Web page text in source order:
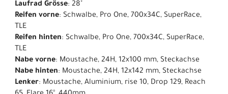
Laufrad Grösse: 28"
Reifen vorne: Schwalbe, Pro One, 700x34C, SuperRace,
TLE
Reifen hinten: Schwalbe, Pro One, 700x34C, SuperRace,
TLE
Nabe vorne: Moustache, 24H, 12x100 mm, Steckachse
Nabe hinten: Moustache, 24H, 12x142 mm, Steckachse
Lenker: Moustache, Aluminium, rise 10, Drop 129, Reach